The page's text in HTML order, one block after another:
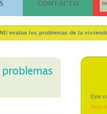
CONTACTO
evalua los problemas de la
problemas
Este
Sepa